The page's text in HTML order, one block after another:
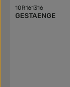
10R161316
GESTAENGE